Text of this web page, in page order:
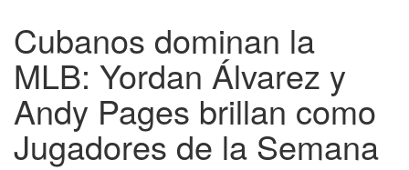
Cubanos dominan la
MLB: Yordan Álvarez y
Andy Pages brillan como
Jugadores de la Semana